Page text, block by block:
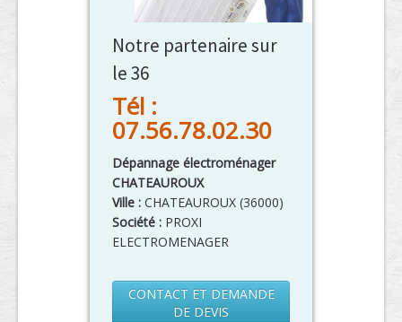
Notre partenaire sur
le 36
Tél :
07.56.78.02.30
Dépannage électroménager
CHATEAUROUX
Ville : CHATEAUROUX (36000)
Société : PROXI
ELECTROMENAGER
CONTACT ET DEMANDE
DE DEVIS